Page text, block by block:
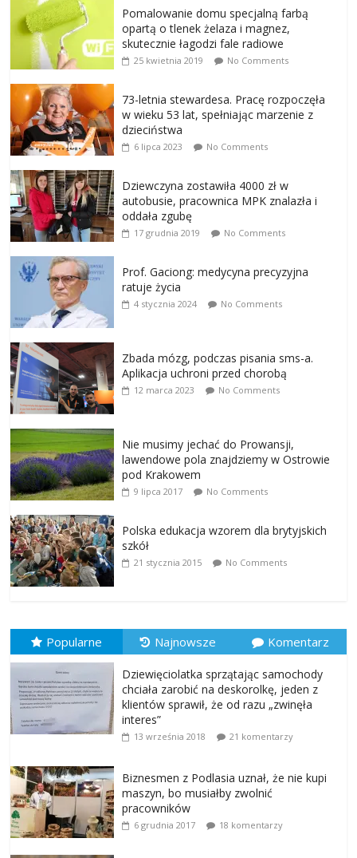
Pomalowanie domu specjalną farbą
opartą o tlenek żelaza i magnez,
skutecznie łagodzi fale radiowe
25 kwietnia 2019 No Comments
73-letnia stewardesa. Pracę rozpoczęła
w wieku 53 lat, spełniając marzenie z
dzieciństwa
6 lipca 2023 No Comments
Dziewczyna zostawiła 4000 zł w
autobusie, pracownica MPK znalazła i
oddała zgubę
17 grudnia 2019 No Comments
Prof. Gaciong: medycyna precyzyjna
ratuje życia
4 stycznia 2024 No Comments
Zbada mózg, podczas pisania sms-a.
Aplikacja uchroni przed chorobą
12 marca 2023 No Comments
Nie musimy jechać do Prowansji,
lawendowe pola znajdziemy w Ostrowie
pod Krakowem
9 lipca 2017 No Comments
Polska edukacja wzorem dla brytyjskich
szkół
21 stycznia 2015 No Comments
Popularne Najnowsze Komentarz
Dziewięciolatka sprzątając samochody
chciała zarobić na deskorolkę, jeden z
klientów sprawił, że od razu „zwinęła
interes”
13 września 2018 21 komentarzy
Biznesmen z Podlasia uznał, że nie kupi
maszyn, bo musiałby zwolnić
pracowników
6 grudnia 2017 18 komentarzy